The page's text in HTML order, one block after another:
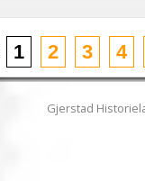
1 2 3 4
Gjerstad